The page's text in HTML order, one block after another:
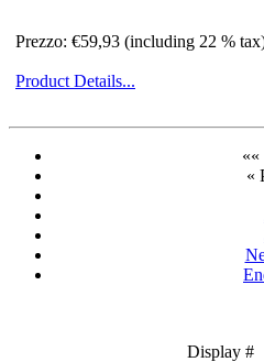
Prezzo: €59,93 (including 22 %
Product Details...
««
«
Display #